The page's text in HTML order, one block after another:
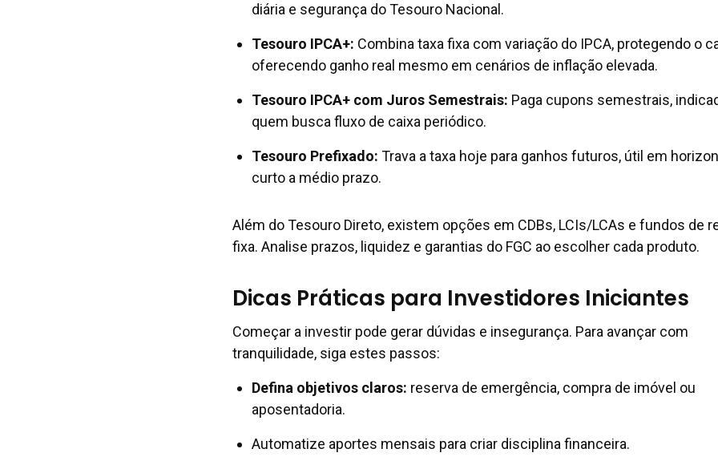
diária e segurança do Tesouro Nacional.
Tesouro IPCA+: Combina taxa fixa com variação do IPCA, protegendo o
oferecendo ganho real mesmo em cenários de inflação elevada.
Tesouro IPCA+ com Juros Semestrais: Paga cupons semestrais,
quem busca fluxo de caixa periódico.
Tesouro Prefixado: Trava a taxa hoje para ganhos futuros, útil em
curto a médio prazo.
Além do Tesouro Direto, existem opções em CDBs, LCIs/LCAs e fundos de
fixa. Analise prazos, liquidez e garantias do FGC ao escolher cada produto.
Dicas Práticas para Investidores Iniciantes
Começar a investir pode gerar dúvidas e insegurança. Para avançar com
tranquilidade, siga estes passos:
Defina objetivos claros: reserva de emergência, compra de imóvel ou
aposentadoria.
Automatize aportes mensais para criar disciplina financeira.